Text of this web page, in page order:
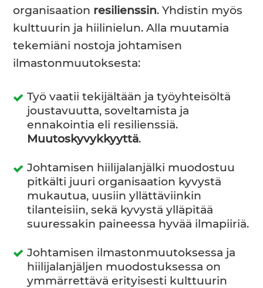
organisaation resilienssin. Yhdistin myös
kulttuurin ja hiilinielun. Alla muutamia
tekemiäni nostoja johtamisen
ilmastonmuutoksesta:
Työ vaatii tekijältään ja työyhteisöltä
joustavuutta, soveltamista ja
ennakointia eli resilienssiä.
Muutoskyvykkyyttä.
Johtamisen hiilijalanjälki muodostuu
pitkälti juuri organisaation kyvystä
mukautua, uusiin yllättäviinkin
tilanteisiin, sekä kyvystä ylläpitää
suuressakin paineessa hyvää ilmapiiriä.
Johtamisen ilmastonmuutoksessa ja
hiilijalanjäljen muodostuksessa on
ymmärrettävä erityisesti kulttuurin